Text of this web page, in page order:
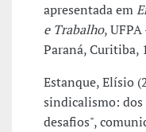
apresentada em
e Trabalho,
Paraná, Curitiba,
Estanque, Elísio
sindicalismo: dos
desafios",